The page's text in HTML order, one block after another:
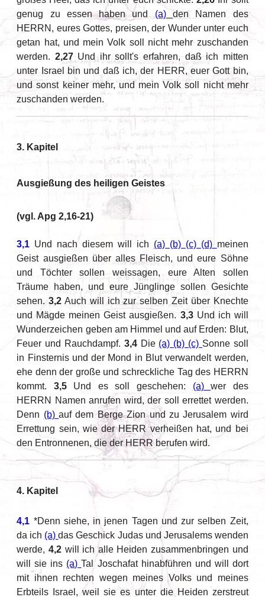
genug zu essen haben und (a)den Namen des
HERRN, eures Gottes, preisen, der Wunder unter euch
getan hat, und mein Volk soll nicht mehr zuschanden
werden. 2,27Und ihr sollt's erfahren, daß ich mitten
unter Israel bin und daß ich, der HERR, euer Gott bin,
und sonst keiner mehr, und mein Volk soll nicht mehr
zuschanden werden.
3. Kapitel
Ausgießung des heiligen Geistes
(vgl. Apg 2,16-21)
3,1 Und nach diesem will ich (a) (b) (c) (d) meinen
Geist ausgießen über alles Fleisch, und eure Söhne
und Töchter sollen weissagen, eure Alten sollen
Träume haben, und eure Jünglinge sollen Gesichte
sehen.3,2 Auch will ich zur selben Zeit über Knechte
und Mägde meinen Geist ausgießen. 3,3Und ich will
Wunderzeichen geben am Himmel und auf Erden: Blut,
Feuer und Rauchdampf. 3,4Die (a) (b) (c) Sonne soll
in Finsternis und der Mond in Blut verwandelt werden,
ehe denn der große und schreckliche Tag des HERRN
kommt. 3,5Und es soll geschehen: (a)wer des
HERRN Namen anrufen wird, der soll errettet werden.
Denn (b)auf dem Berge Zion und zu Jerusalem wird
Errettung sein, wie der HERR verheißen hat, und bei
den Entronnenen, die der HERR berufen wird.
4. Kapitel
4,1 *Denn siehe, in jenen Tagen und zur selben Zeit,
da ich (a)das Geschick Judas und Jerusalems wenden
werde, 4,2will ich alle Heiden zusammenbringen und
will sie ins (a)Tal Joschafat hinabführen und will dort
mit ihnen rechten wegen meines Volks und meines
Erbteils Israel, weil sie es unter die Heiden zerstreut